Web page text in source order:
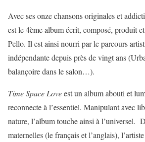
Avec ses onze chansons originales et
est le 4ème album écrit, composé, produit
Pello. Il est ainsi nourri par le parcours
indépendante depuis près de vingt ans
balançoire dans le salon…).
Time Space Loveest un album abouti et
reconnecte à l’essentiel. Manipulant avec
nature, l’album touche ainsi à l’universel.
maternelles (le français et l’anglais),